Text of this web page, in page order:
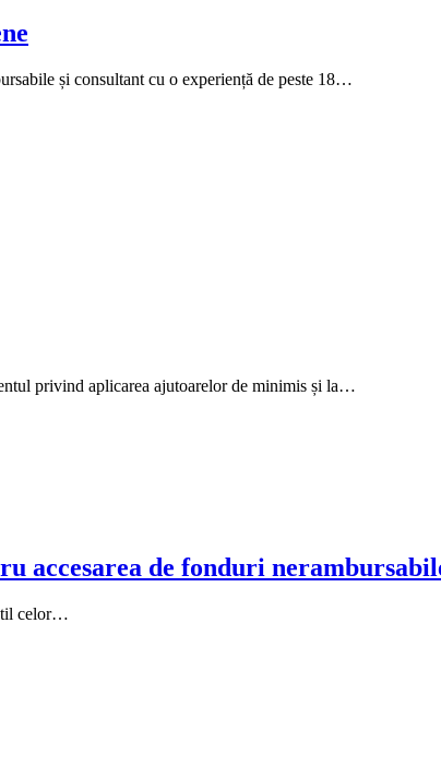
și consultant cu o experiență de peste 18…
privind aplicarea ajutoarelor de minimis și la…
accesarea de fonduri
celor…